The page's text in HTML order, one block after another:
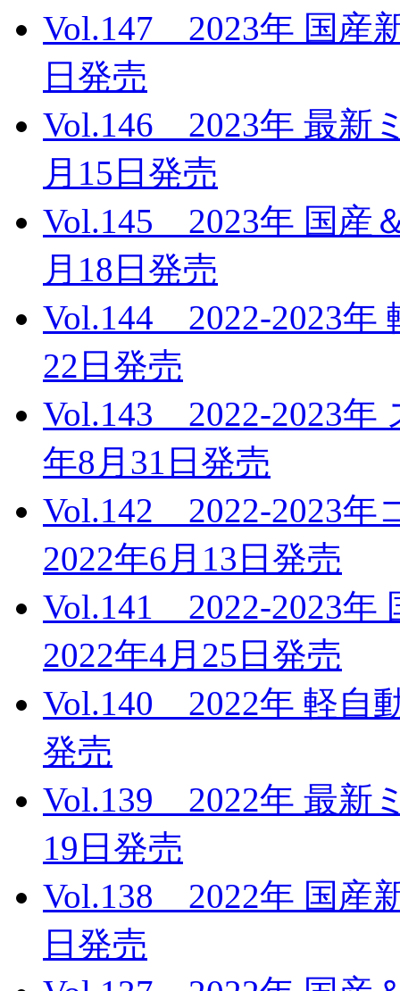
Vol.147 2023年 国産
日発売
Vol.146 2023年 最新
月15日発売
Vol.145 2023年 国産
月18日発売
Vol.144 2022-2023年
22日発売
Vol.143 2022-2023
年8月31日発売
Vol.142 2022-2023
2022年6月13日発売
Vol.141 2022-2023
2022年4月25日発売
Vol.140 2022年 軽自
発売
Vol.139 2022年 最新
19日発売
Vol.138 2022年 国産
日発売